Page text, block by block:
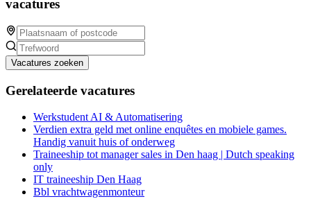
vacatures
Vacatures zoeken
Gerelateerde vacatures
Werkstudent AI & Automatisering
Verdien extra geld met online enquêtes en mobiele games.
Handig vanuit huis of onderweg
Traineeship tot manager sales in Den haag | Dutch speaking
only
IT traineeship Den Haag
Bbl vrachtwagenmonteur